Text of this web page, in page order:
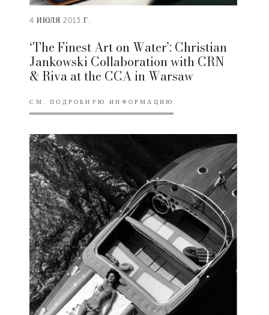
4 ИЮЛЯ 2013 Г.
‘The Finest Art on Water’: Christian
Jankowski Collaboration with CRN
& Riva at the CCA in Warsaw
СМ. ПОДРОБНУЮ ИНФОРМАЦИЮ